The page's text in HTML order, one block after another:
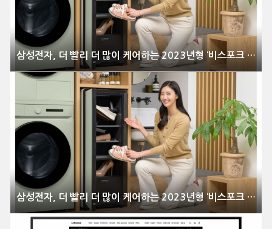
삼성전자, 더 빨리 더 많이 케어하는 2023년형 ‘비스포크 슈드레서’ 출시
삼성전자, 더 빨리 더 많이 케어하는 2023년형 ‘비스포크 슈드레서’ 출시